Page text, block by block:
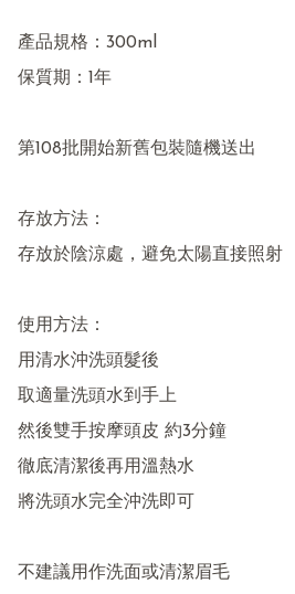
產品規格：300ml
保質期：1年
第108批開始新舊包裝隨機送出
存放方法：
存放於陰涼處，避免太陽直接照射
使用方法：
用清水沖洗頭髮後
取適量洗頭水到手上
然後雙手按摩頭皮 約3分鐘
徹底清潔後再用溫熱水
將洗頭水完全沖洗即可
不建議用作洗面或清潔眉毛